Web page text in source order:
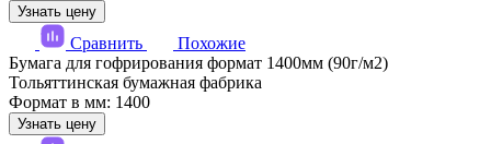
Узнать цену
Сравнить
Похожие
Бумага для гофрирования формат 1400мм (90г/м2)
Тольяттинская бумажная фабрика
Формат в мм: 1400
Узнать цену